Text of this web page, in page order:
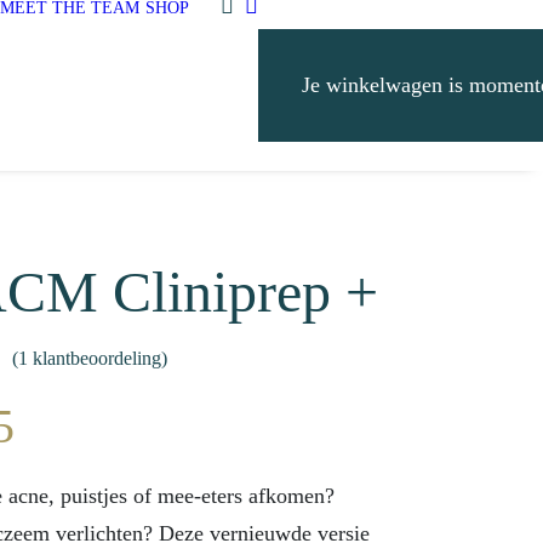
MEET THE TEAM SHOP
Je winkelwagen is
Cliniprep +
(1 klantbeoordeling)
acne, puistjes of mee-eters afkomen?
verlichten? Deze vernieuwde versie